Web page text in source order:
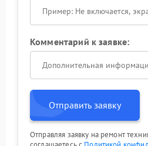
Комментарий к заявке:
Отправить заявку
Отправляя заявку на ремонт